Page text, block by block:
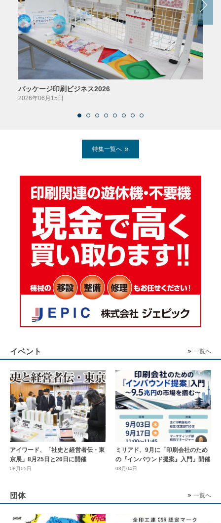
パッケージ印刷ビジネス2026
2026年06月15日
特集一覧へ
イベント 一覧へ
アイワード、「社史と経営者伝・東
京展」8月25日と26日に開催
08月05日
ミリアド、9月に「印刷会社のため
の『インバウンド提案』入門」開催
08月04日
団体 一覧へ